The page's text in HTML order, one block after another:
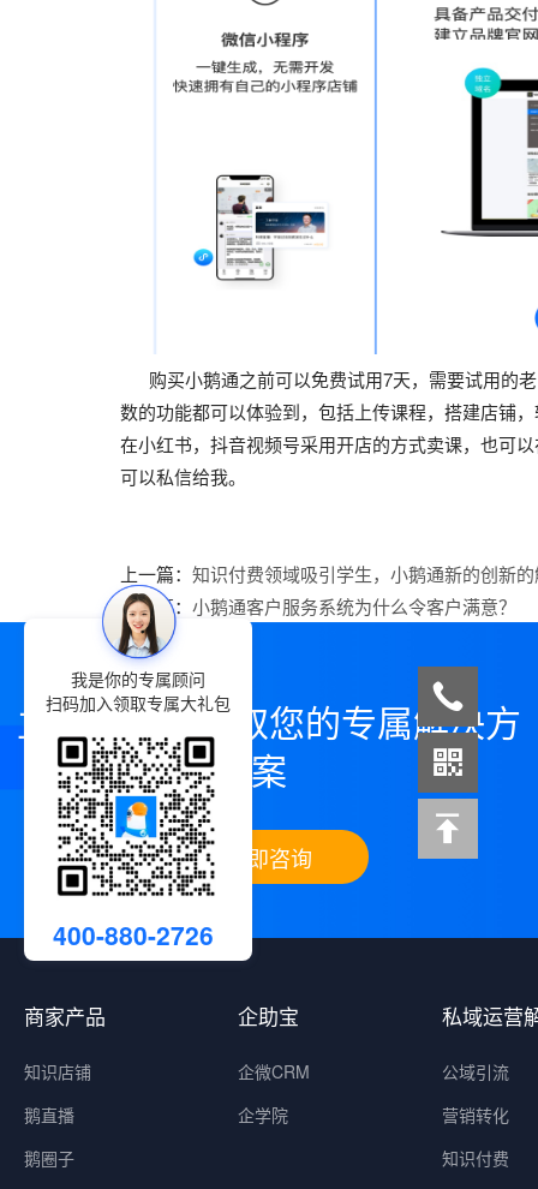
购买小鹅通之前可以免费试用7天，需要试用的
数的功能都可以体验到，包括上传课程，搭建店铺
在小红书，抖音视频号采用开店的方式卖课，也可
可以私信给我。
上一篇： 知识付费领域吸引学生，小鹅通新的创新
下一篇： 小鹅通客户服务系统为什么令客户满意？
立即咨询，领取您的专属解决方
案
立即咨询
商家产品
知识店铺
鹅直播
鹅圈子
企助宝
企微CRM
企学院
私域运营
公域引流
营销转化
知识付费
我是你的专属顾问
扫码加入领取专属大礼包
400-880-2726